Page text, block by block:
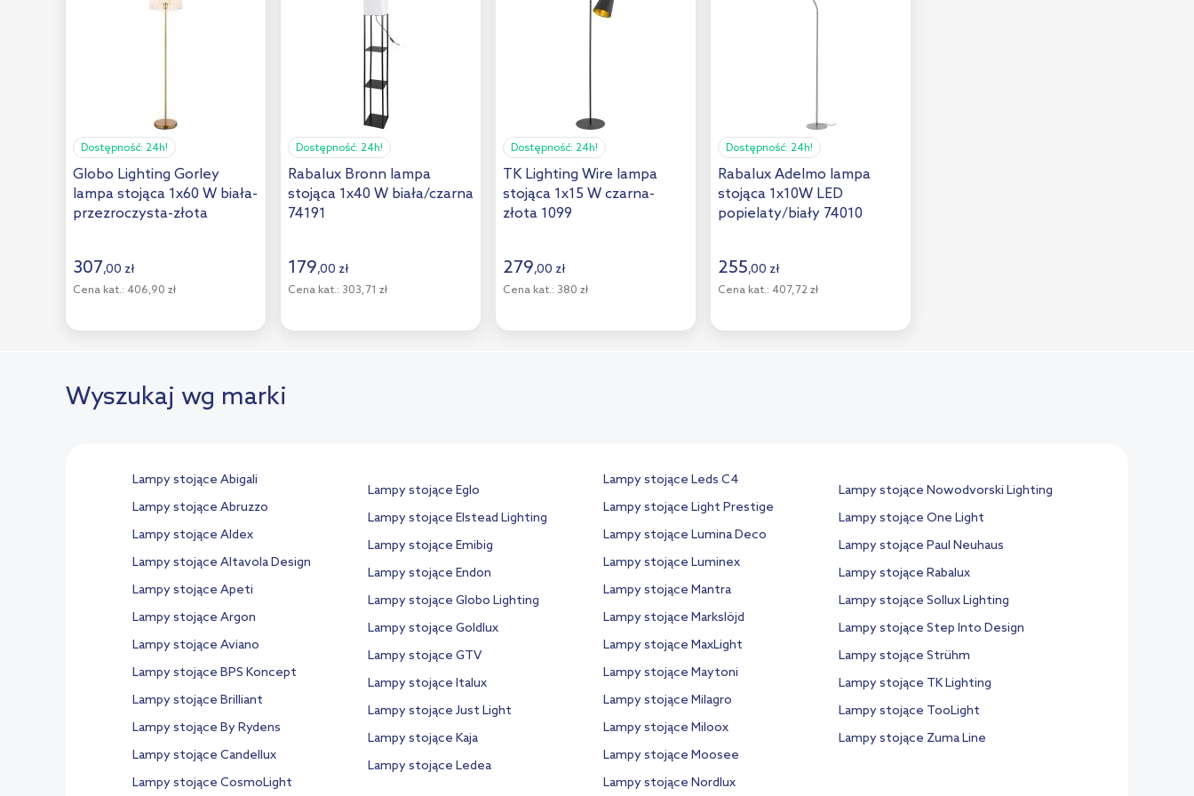
Dostępność: 24h!
Globo Lighting Gorley
lampa stojąca 1x60 W biała-
przezroczysta-złota
307,00 zł
Cena kat.: 406,90 zł
Dostępność: 24h!
Rabalux Bronn lampa
stojąca 1x40 W biała/czarna
74191
179,00 zł
Cena kat.: 303,71 zł
Dostępność: 24h!
TK Lighting Wire lampa
stojąca 1x15 W czarna-
złota 1099
279,00 zł
Cena kat.: 380 zł
Dostępność: 24h!
Rabalux Adelmo lampa
stojąca 1x10W LED
popielaty/biały 74010
255,00 zł
Cena kat.: 407,72 zł
Wyszukaj wg marki
Lampy stojące Abigali
Lampy stojące Abruzzo
Lampy stojące Aldex
Lampy stojące Altavola Design
Lampy stojące Apeti
Lampy stojące Argon
Lampy stojące Aviano
Lampy stojące BPS Koncept
Lampy stojące Brilliant
Lampy stojące By Rydens
Lampy stojące Candellux
Lampy stojące CosmoLight
Lampy stojące Eglo
Lampy stojące Elstead Lighting
Lampy stojące Emibig
Lampy stojące Endon
Lampy stojące Globo Lighting
Lampy stojące Goldlux
Lampy stojące GTV
Lampy stojące Italux
Lampy stojące Just Light
Lampy stojące Kaja
Lampy stojące Ledea
Lampy stojące Leds C4
Lampy stojące Light Prestige
Lampy stojące Lumina Deco
Lampy stojące Luminex
Lampy stojące Mantra
Lampy stojące Markslöjd
Lampy stojące MaxLight
Lampy stojące Maytoni
Lampy stojące Milagro
Lampy stojące Miloox
Lampy stojące Moosee
Lampy stojące Nordlux
Lampy stojące Nowodvorski Lighting
Lampy stojące One Light
Lampy stojące Paul Neuhaus
Lampy stojące Rabalux
Lampy stojące Sollux Lighting
Lampy stojące Step Into Design
Lampy stojące Strühm
Lampy stojące TK Lighting
Lampy stojące TooLight
Lampy stojące Zuma Line